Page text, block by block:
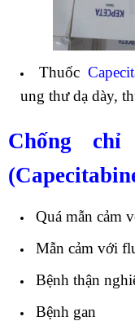
Thuốc
ung thư dạ dày,
Chống chỉ
Quá mẫn cảm
Mẫn cảm với
Bệnh thận
Bệnh gan